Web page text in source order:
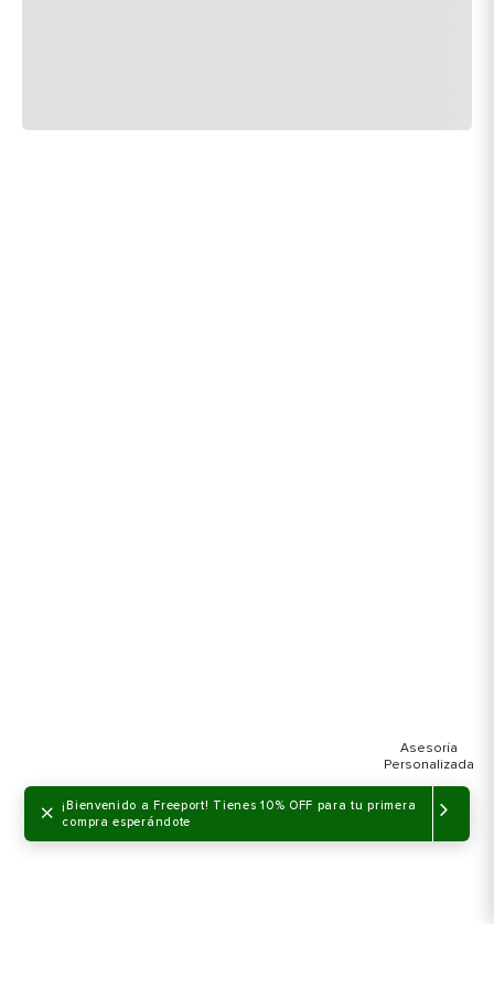
×
¡Bienvenido a Freeport! Tienes 10% OFF para tu primera
compra esperándote